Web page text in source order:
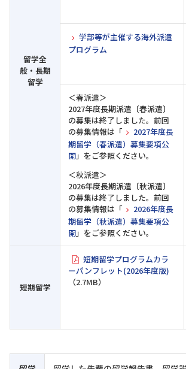
留学全
般・長期
留学
学部等が主催する海外派遣
プログラム
＜春派遣＞
2027年度長期派遣〔春派遣〕
の募集は終了しました。前回
の募集情報は「
2027年度長
期留学（春派遣）募集要項公
開」をご参照ください。
＜秋派遣＞
2026年度長期派遣〔秋派遣〕
の募集は終了しました。前回
の募集情報は「
2026年度長
期留学（秋派遣）募集要項公
開」をご参照ください。
短期留学
短期留学プログラムカラ
ーパンフレット(2026年度版)
（2.7MB）